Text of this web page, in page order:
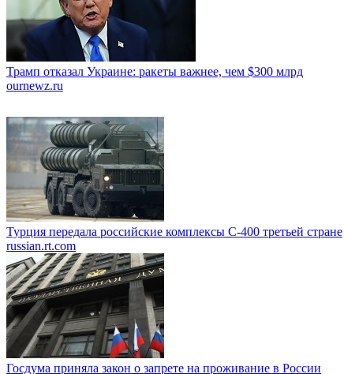
Трамп отказал Украине: ракеты важнее, чем $300 млрд
ournewz.ru
Турция передала российские комплексы С-400 третьей стране
russian.rt.com
Госдума приняла закон о запрете на проживание в России